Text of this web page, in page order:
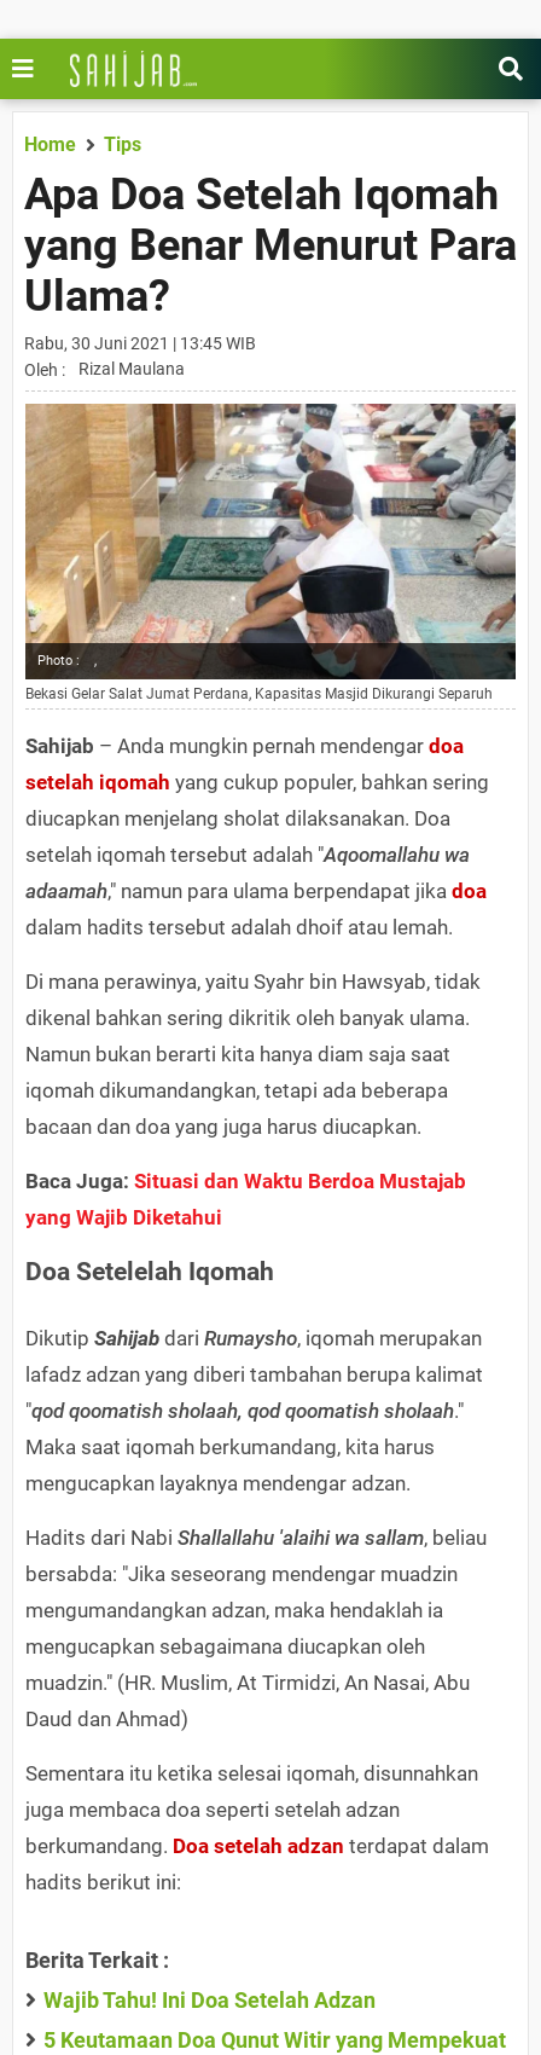
Home Tips
Apa Doa Setelah Iqomah
yang Benar Menurut Para
Ulama?
Rabu, 30 Juni 2021 | 13:45 WIB
Oleh :
Rizal Maulana
Photo : ,
Bekasi Gelar Salat Jumat Perdana, Kapasitas Masjid Dikurangi Separuh
Sahijab – Anda mungkin pernah mendengar doa
setelah iqomah yang cukup populer, bahkan sering
diucapkan menjelang sholat dilaksanakan. Doa
setelah iqomah tersebut adalah "Aqoomallahu wa
adaamah," namun para ulama berpendapat jika doa
dalam hadits tersebut adalah dhoif atau lemah.
Di mana perawinya, yaitu Syahr bin Hawsyab, tidak
dikenal bahkan sering dikritik oleh banyak ulama.
Namun bukan berarti kita hanya diam saja saat
iqomah dikumandangkan, tetapi ada beberapa
bacaan dan doa yang juga harus diucapkan.
Baca Juga: Situasi dan Waktu Berdoa Mustajab
yang Wajib Diketahui
Doa Setelelah Iqomah
Dikutip Sahijab dari Rumaysho, iqomah merupakan
lafadz adzan yang diberi tambahan berupa kalimat
"qod qoomatish sholaah, qod qoomatish sholaah."
Maka saat iqomah berkumandang, kita harus
mengucapkan layaknya mendengar adzan.
Hadits dari Nabi Shallallahu 'alaihi wa sallam, beliau
bersabda: "Jika seseorang mendengar muadzin
mengumandangkan adzan, maka hendaklah ia
mengucapkan sebagaimana diucapkan oleh
muadzin." (HR. Muslim, At Tirmidzi, An Nasai, Abu
Daud dan Ahmad)
Sementara itu ketika selesai iqomah, disunnahkan
juga membaca doa seperti setelah adzan
berkumandang. Doa setelah adzan terdapat dalam
hadits berikut ini:
Berita Terkait :
Wajib Tahu! Ini Doa Setelah Adzan
5 Keutamaan Doa Qunut Witir yang Mempekuat